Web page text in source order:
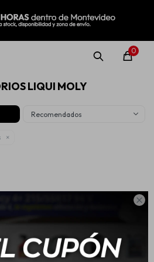

0
LIQUI MOLY
Recomendados
MI CUENTA
Rolling Repuestos